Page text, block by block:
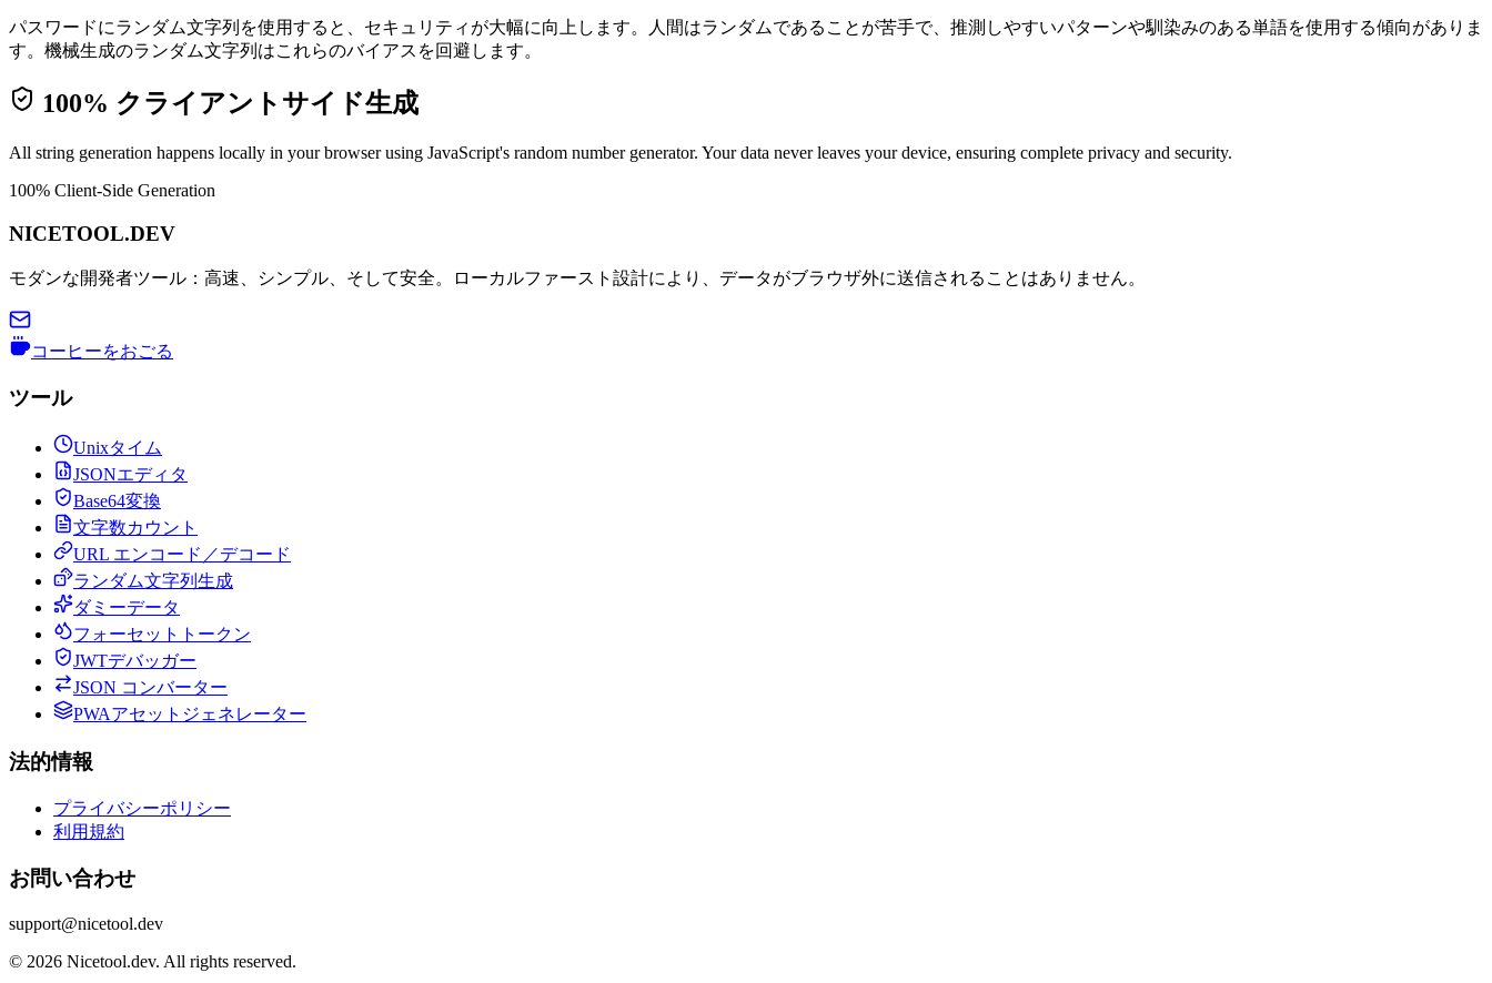
パスワードにランダム文字列を使用すると、セキュリティが大幅に向上します。人間はランダムであることが苦手で、推測しやすいパターンや馴染みのある単語を使用する傾向がありま
す。機械生成のランダム文字列はこれらのバイアスを回避します。
100% クライアントサイド生成
All string generation happens locally in your browser using JavaScript's random number generator. Your data never leaves your device, ensuring complete privacy and security.
100% Client-Side Generation
NICETOOL.DEV
モダンな開発者ツール：高速、シンプル、そして安全。ローカルファースト設計により、データがブラウザ外に送信されることはありません。
コーヒーをおごる
ツール
Unixタイム
JSONエディタ
Base64変換
文字数カウント
URL エンコード／デコード
ランダム文字列生成
ダミーデータ
フォーセットトークン
JWTデバッガー
JSON コンバーター
PWAアセットジェネレーター
法的情報
プライバシーポリシー
利用規約
お問い合わせ
support@nicetool.dev
© 2026 Nicetool.dev. All rights reserved.